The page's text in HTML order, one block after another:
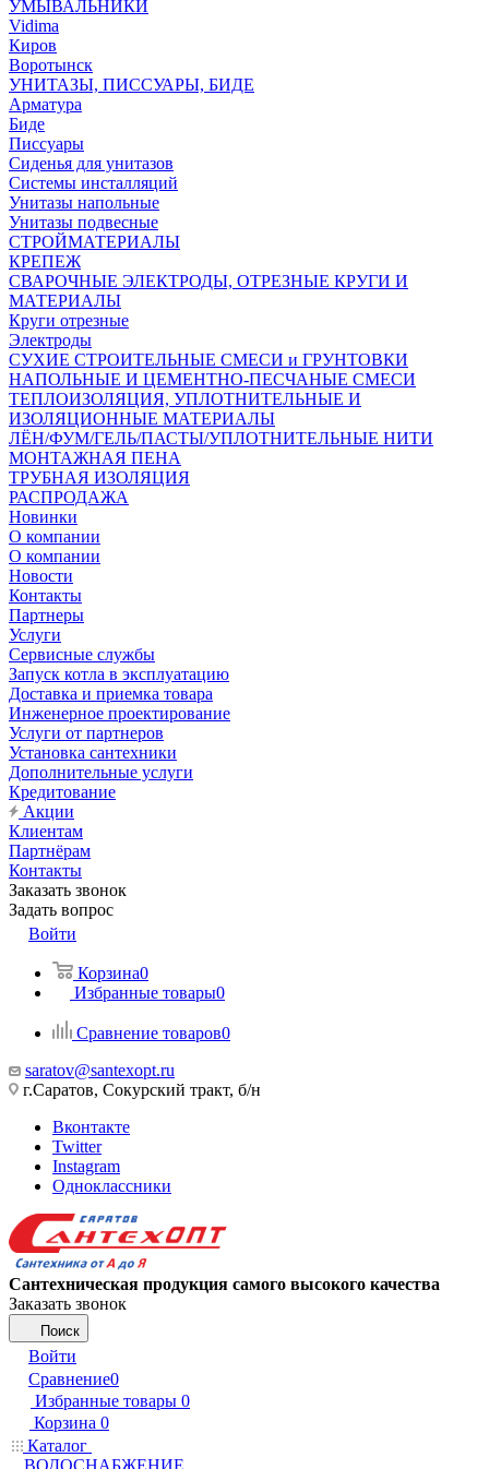
УМЫВАЛЬНИКИ
Vidima
Киров
Воротынск
УНИТАЗЫ, ПИССУАРЫ, БИДЕ
Арматура
Биде
Писсуары
Сиденья для унитазов
Системы инсталляций
Унитазы напольные
Унитазы подвесные
СТРОЙМАТЕРИАЛЫ
КРЕПЕЖ
СВАРОЧНЫЕ ЭЛЕКТРОДЫ, ОТРЕЗНЫЕ КРУГИ И
МАТЕРИАЛЫ
Круги отрезные
Электроды
СУХИЕ СТРОИТЕЛЬНЫЕ СМЕСИ и ГРУНТОВКИ
НАПОЛЬНЫЕ И ЦЕМЕНТНО-ПЕСЧАНЫЕ СМЕСИ
ТЕПЛОИЗОЛЯЦИЯ, УПЛОТНИТЕЛЬНЫЕ И
ИЗОЛЯЦИОННЫЕ МАТЕРИАЛЫ
ЛЁН/ФУМ/ГЕЛЬ/ПАСТЫ/УПЛОТНИТЕЛЬНЫЕ НИТИ
МОНТАЖНАЯ ПЕНА
ТРУБНАЯ ИЗОЛЯЦИЯ
РАСПРОДАЖА
Новинки
О компании
О компании
Новости
Контакты
Партнеры
Услуги
Сервисные службы
Запуск котла в эксплуатацию
Доставка и приемка товара
Инженерное проектирование
Услуги от партнеров
Установка сантехники
Дополнительные услуги
Кредитование
Акции
Клиентам
Партнёрам
Контакты
Заказать звонок
Задать вопрос
Войти
Корзина0
Избранные товары0
Сравнение товаров0
saratov@santexopt.ru
г.Саратов, Сокурский тракт, б/н
Вконтакте
Twitter
Instagram
Одноклассники
Сантехническая продукция самого высокого качества
Заказать звонок
Поиск
Войти
Сравнение0
Избранные товары 0
Корзина 0
Каталог
ВОДОСНАБЖЕНИЕ